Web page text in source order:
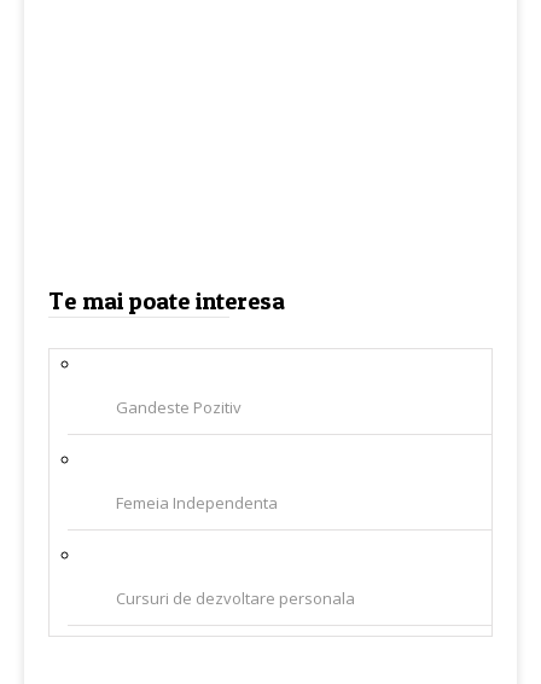
Te mai poate interesa
Gandeste Pozitiv
Femeia Independenta
Cursuri de dezvoltare personala